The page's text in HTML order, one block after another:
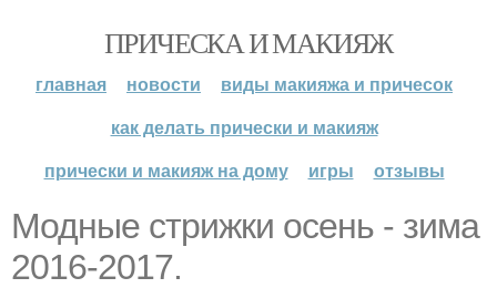
ПРИЧЕСКА И МАКИЯЖ
главная новости
виды макияжа и причесок
как делать прически и макияж
прически и макияж на дому
игры отзывы
Модные стрижки осень - зима
2016-2017.